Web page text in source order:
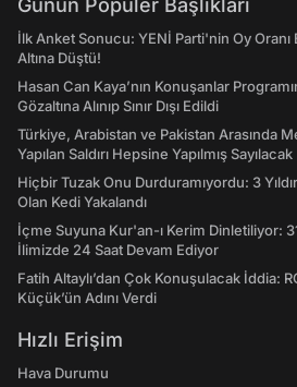
Günün Popüler Başlıkları
İlk Anket Sonucu: YENİ Parti'nin Oy Oranı
Altına Düştü!
Hasan Can Kaya’nın Konuşanlar
Gözaltına Alınıp Sınır Dışı Edildi
Türkiye, Arabistan ve Pakistan Arasında
Yapılan Saldırı Hepsine Yapılmış Sayılacak
Hiçbir Tuzak Onu Durduramıyordu: 3
Olan Kedi Yakalandı
İçme Suyuna Kur'an-ı Kerim Dinletiliyor: 31
İlimizde 24 Saat Devam Ediyor
Fatih Altaylı’dan Çok Konuşulacak İddia:
Küçük’ün Adını Verdi
Hızlı Erişim
Hava Durumu